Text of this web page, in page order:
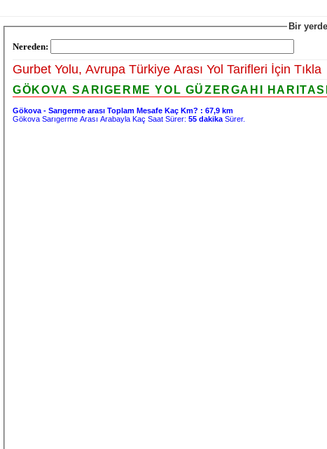
Bir
Nereden:
Gurbet Yolu, Avrupa Türkiye Arası Yol Tarifleri İçin Tıkla
GÖKOVA SARIGERME YOL GÜZERGAHI
Gökova - Sarıgerme arası Toplam Mesafe Kaç Km? :67,9 km
Gökova Sarıgerme Arası Arabayla Kaç Saat Sürer:55 dakika Sürer.